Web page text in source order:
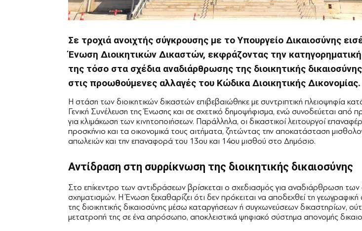
Σε τροχιά ανοιχτής σύγκρουσης με το Υπουργείο Δικαιοσύνης
Ένωση Διοικητικών Δικαστών, εκφράζοντας την
της τόσο στα σχέδια αναδιάρθρωσης της διοικητικής
στις προωθούμενες αλλαγές του Κώδικα Διοικητικής Δικονομίας.
Η στάση των διοικητικών δικαστών επιβεβαιώθηκε με συντριπτική πλειοψηφία
Γενική Συνέλευση της Ένωσης και σε σχετικό δημοψήφισμα, ενώ συνοδεύεται από
για κλιμάκωση των κινητοποιήσεων. Παράλληλα, οι δικαστικοί λειτουργοί
προσκήνιο και τα οικονομικά τους αιτήματα, ζητώντας την αποκατάσταση
απωλειών και την επαναφορά του 13ου και 14ου μισθού στο Δημόσιο.
Αντίδραση στη συρρίκνωση της διοικητικής δικαιοσύνης
Στο επίκεντρο των αντιδράσεων βρίσκεται ο σχεδιασμός για αναδιάρθρωση των
σχηματισμών. Η Ένωση ξεκαθαρίζει ότι δεν πρόκειται να αποδεχθεί τη
της διοικητικής δικαιοσύνης μέσω καταργήσεων ή συγχωνεύσεων δικαστηρίων,
μετατροπή της σε ένα απρόσωπο, αποκλειστικά ψηφιακό σύστημα απονομής